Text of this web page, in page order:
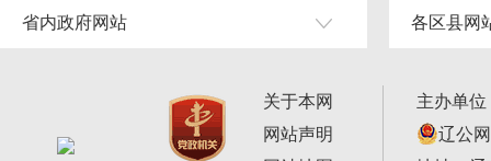
省内政府网站 各区县网
关于本网
网站声明
主办单
辽公